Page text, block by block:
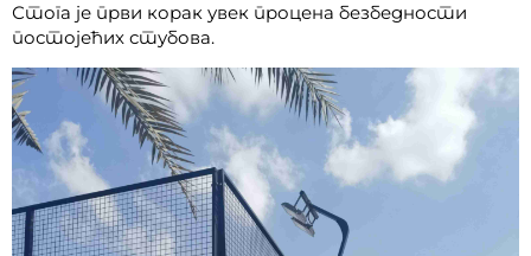
Стога је први корак увек процена безбедности
постојећих стубова.